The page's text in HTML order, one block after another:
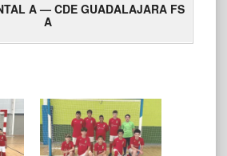
A — CDE GUADALAJARA FS
A